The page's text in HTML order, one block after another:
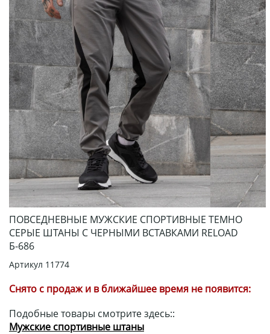
ПОВСЕДНЕВНЫЕ МУЖСКИЕ СПОРТИВНЫЕ ТЕМНО
СЕРЫЕ ШТАНЫ С ЧЕРНЫМИ ВСТАВКАМИ RELOAD
Б-686
Артикул 11774
Снято с продаж и в ближайшее время не появится:
Подобные товары смотрите здесь::
Мужские спортивные штаны